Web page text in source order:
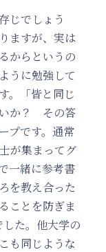
じでしょう
ますが、実は
からというの
うに勉強して
。「皆と同じ
いか？ その答
プです。通常
が集まってグ
一緒に参考書
を教え合った
ことを防ぎま
た。他大学の
も同じような